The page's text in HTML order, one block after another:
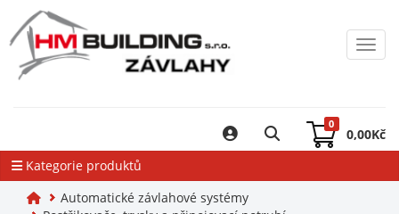
0
0,00Kč
Kategorie produktů
Automatické závlahové systémy